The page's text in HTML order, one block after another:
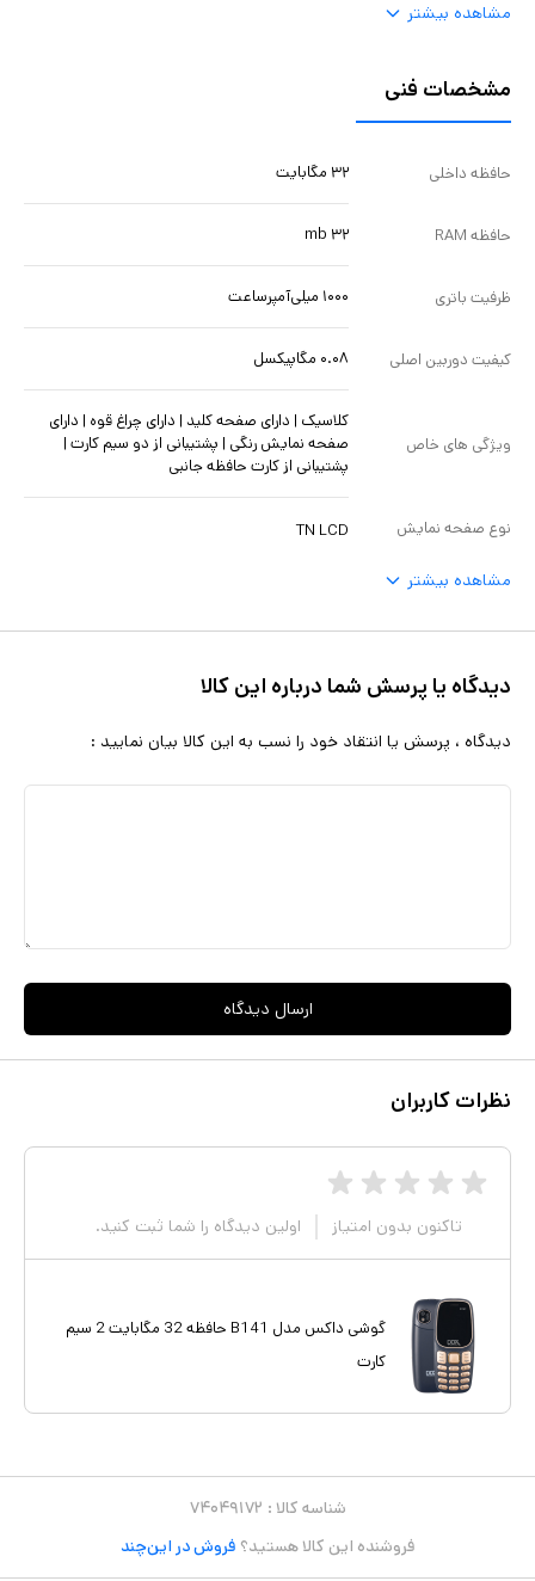
مشاهده بیشتر
مشخصات فنی
حافظه داخلی ۳۲ مگابایت
حافظه RAM ۳۲ mb
ظرفیت باتری ۱۰۰۰ میلی‌آمپرساعت
کیفیت دوربین اصلی ۰.۰۸ مگاپیکسل
ویژگی های خاص
کلاسیک | دارای صفحه کلید | دارای چراغ قوه | دارای
صفحه نمایش رنگی | پشتیبانی از دو سیم کارت |
پشتیبانی از کارت حافظه جانبی
نوع صفحه نمایش TN LCD
مشاهده بیشتر
دیدگاه یا پرسش شما درباره این کالا
دیدگاه ، پرسش یا انتقاد خود را نسب به این کالا بیان نمایید :
ارسال دیدگاه
نظرات کاربران
تاکنون بدون امتیاز اولین دیدگاه را شما ثبت کنید.
گوشی داکس مدل B141 حافظه 32 مگابایت 2 سیم
کارت
شناسه کالا : ۷۴۰۴۹۱۷۲
فروشنده این کالا هستید؟ فروش در این‌چند